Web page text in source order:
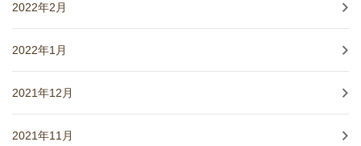
2022年2月
2022年1月
2021年12月
2021年11月